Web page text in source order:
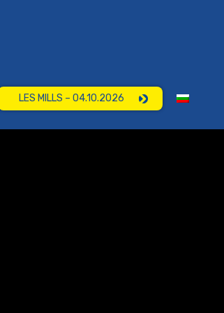
LES MILLS – 04.10.2026
АБОНАМЕНТИ